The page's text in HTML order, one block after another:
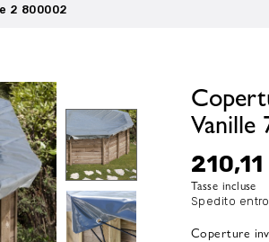
2 800002
Vanille
Tasse incluse
Spedito
Coperture